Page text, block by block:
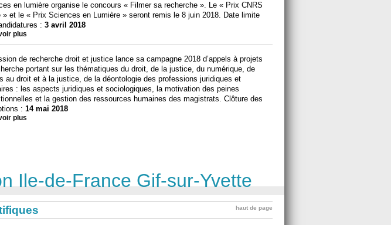
en lumière organise le concours « Filmer sa recherche ». Le « Prix CNRS
» et le « Prix Sciences en Lumière » seront remis le 8 juin 2018. Date limite
: 3 avril 2018
plus
de recherche droit et justice lance sa campagne 2018 d’appels à projets
portant sur les thématiques du droit, de la justice, du numérique, de
au droit et à la justice, de la déontologie des professions juridiques et
: les aspects juridiques et sociologiques, la motivation des peines
et la gestion des ressources humaines des magistrats. Clôture des
: 14 mai 2018
plus
Ile-de-France Gif-sur-Yvette
haut de page